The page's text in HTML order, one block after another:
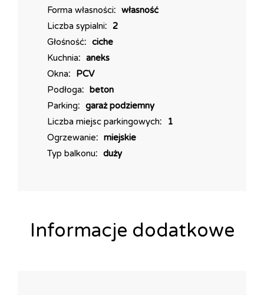
Forma własności
własność
Liczba sypialni
2
Głośność
ciche
Kuchnia
aneks
Okna
PCV
Podłoga
beton
Parking
garaż podziemny
Liczba miejsc parkingowych
1
Ogrzewanie
miejskie
Typ balkonu
duży
Informacje dodatkowe